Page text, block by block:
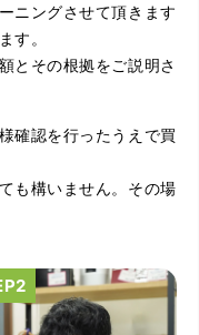
んがいて的確にア
店の雰囲気もやらし
落ちついた敷居の
いです。
ニングさせて頂きます
す。
とその根拠をご説明さ
確認を行ったうえで買
も構いません。その場